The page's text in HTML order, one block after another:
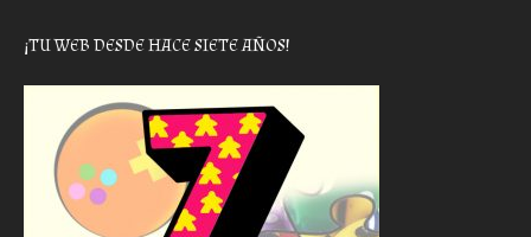
¡TU WEB DESDE HACE SIETE AÑOS!